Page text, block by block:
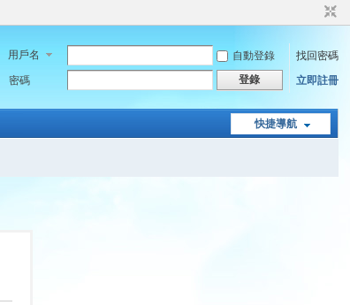
用戶名 自動登錄
找回密碼
密碼
登錄 立即註冊
快捷導航